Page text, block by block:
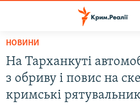
Перейти
основного
матеріалу
Перейти
до
ВОДА.КРИМ
ВІДЕО ТА ФОТО
НОВИНИ
На Тарханкуті
з обриву і повис на
кримські